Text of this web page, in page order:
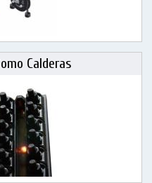
Calderas